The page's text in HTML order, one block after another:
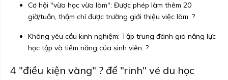
Cơ hội "vừa học vừa làm": Được phép làm thêm 20
giờ/tuần, thậm chí được trường giới thiệu việc làm. ?
Không yêu cầu kinh nghiệm: Tập trung đánh giá năng lực
học tập và tiềm năng của sinh viên. ?
4 "điều kiện vàng" ? để "rinh" vé du học